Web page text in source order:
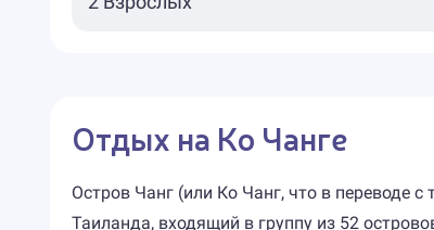
Отдых на Ко Чанге
Остров Чанг (или Ко Чанг, что в переводе
Таиланда, входящий в группу из 52